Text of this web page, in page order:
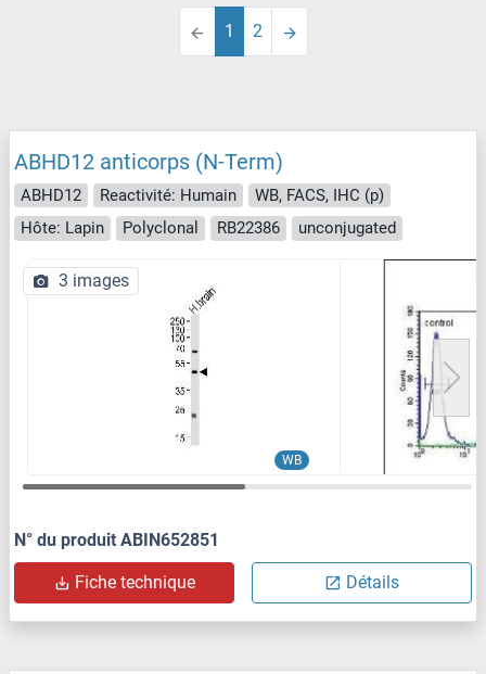
1 2
ABHD12 anticorps (N-Term)
ABHD12 Reactivité: Humain
WB, FACS, IHC (p)
Hôte: Lapin
Polyclonal RB22386 unconjugated
WB
3 images
N° du produit ABIN652851
Fiche technique Détails